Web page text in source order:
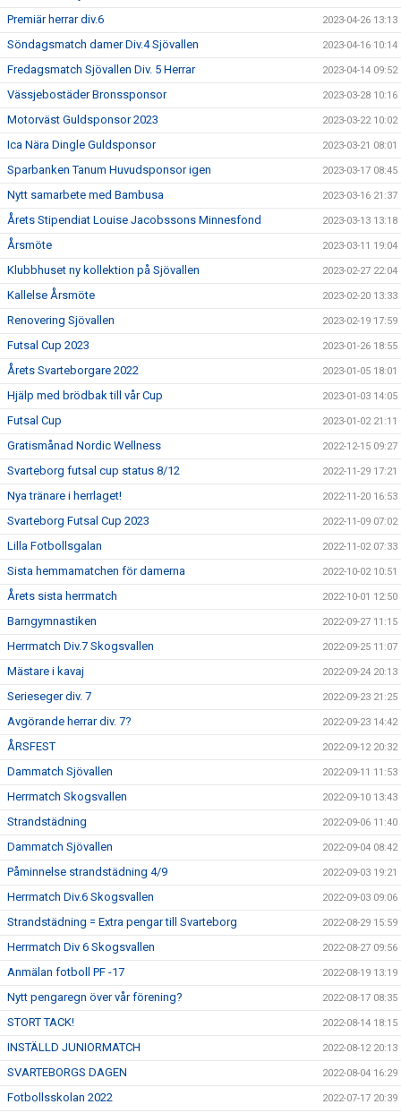
Premiär herrar div.6 2023-04-26 13:13
Söndagsmatch damer Div.4 Sjövallen 2023-04-16 10:14
Fredagsmatch Sjövallen Div. 5 Herrar 2023-04-14 09:52
Vässjebostäder Bronssponsor 2023-03-28 10:16
Motorväst Guldsponsor 2023 2023-03-22 10:02
Ica Nära Dingle Guldsponsor 2023-03-21 08:01
Sparbanken Tanum Huvudsponsor igen 2023-03-17 08:45
Nytt samarbete med Bambusa 2023-03-16 21:37
Årets Stipendiat Louise Jacobssons Minnesfond 2023-03-13 13:18
Årsmöte 2023-03-11 19:04
Klubbhuset ny kollektion på Sjövallen 2023-02-27 22:04
Kallelse Årsmöte 2023-02-20 13:33
Renovering Sjövallen 2023-02-19 17:59
Futsal Cup 2023 2023-01-26 18:55
Årets Svarteborgare 2022 2023-01-05 18:01
Hjälp med brödbak till vår Cup 2023-01-03 14:05
Futsal Cup 2023-01-02 21:11
Gratismånad Nordic Wellness 2022-12-15 09:27
Svarteborg futsal cup status 8/12 2022-11-29 17:21
Nya tränare i herrlaget! 2022-11-20 16:53
Svarteborg Futsal Cup 2023 2022-11-09 07:02
Lilla Fotbollsgalan 2022-11-02 07:33
Sista hemmamatchen för damerna 2022-10-02 10:51
Årets sista herrmatch 2022-10-01 12:50
Barngymnastiken 2022-09-27 11:15
Herrmatch Div.7 Skogsvallen 2022-09-25 11:07
Mästare i kavaj 2022-09-24 20:13
Serieseger div. 7 2022-09-23 21:25
Avgörande herrar div. 7? 2022-09-23 14:42
ÅRSFEST 2022-09-12 20:32
Dammatch Sjövallen 2022-09-11 11:53
Herrmatch Skogsvallen 2022-09-10 13:43
Strandstädning 2022-09-06 11:40
Dammatch Sjövallen 2022-09-04 08:42
Påminnelse strandstädning 4/9 2022-09-03 19:21
Herrmatch Div.6 Skogsvallen 2022-09-03 09:06
Strandstädning = Extra pengar till Svarteborg 2022-08-29 15:59
Herrmatch Div 6 Skogsvallen 2022-08-27 09:56
Anmälan fotboll PF -17 2022-08-19 13:19
Nytt pengaregn över vår förening? 2022-08-17 08:35
STORT TACK! 2022-08-14 18:15
INSTÄLLD JUNIORMATCH 2022-08-12 20:13
SVARTEBORGS DAGEN 2022-08-04 16:29
Fotbollsskolan 2022 2022-07-17 20:39